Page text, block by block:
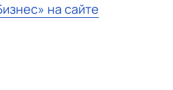
на сайте